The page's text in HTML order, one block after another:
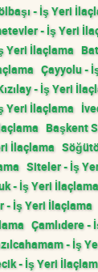
- İş Yeri
- İş Yeri
Yeri İlaçlama
Çayyolu -
- İş Yeri
Yeri İlaçlama
Başkent
İlaçlama
Siteler - İş
- İş Yeri İlaçlama
- İş Yeri İlaçlama
Çamlıdere -
- İş
- İş Yeri